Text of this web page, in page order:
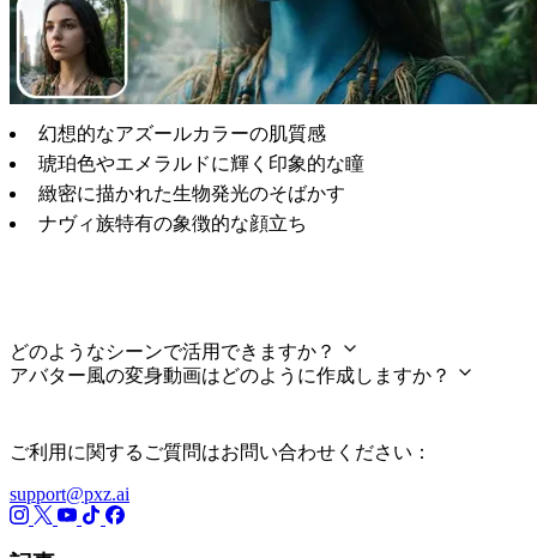
幻想的なアズールカラーの肌質感
琥珀色やエメラルドに輝く印象的な瞳
緻密に描かれた生物発光のそばかす
ナヴィ族特有の象徴的な顔立ち
どのようなシーンで活用できますか？
アバター風の変身動画はどのように作成しますか？
ご利用に関するご質問はお問い合わせください：
support@pxz.ai